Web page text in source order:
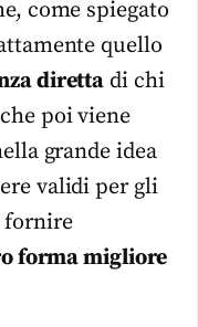
come spiegato
quello
diretta di chi
poi viene
grande idea
validi per gli
fornire
forma migliore